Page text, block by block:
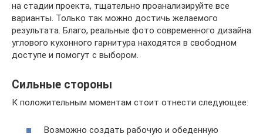
на стадии проекта, тщательно проанализируйте все
варианты. Только так можно достичь желаемого
результата. Благо, реальные фото современного дизайна
углового кухонного гарнитура находятся в свободном
доступе и помогут с выбором.
Сильные стороны
К положительным моментам стоит отнести следующее:
Возможно создать рабочую и обеденную